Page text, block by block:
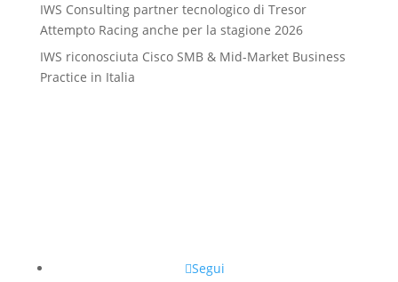
IWS Consulting partner tecnologico di Tresor
Attempto Racing anche per la stagione 2026
IWS riconosciuta Cisco SMB & Mid-Market Business
Practice in Italia
Segui